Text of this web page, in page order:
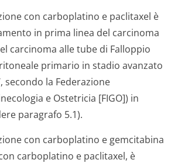
con carboplatino e paclitaxel è
in prima linea del carcinoma
carcinoma alle tube di Falloppio
primario in stadio avanzato
secondo la Federazione
e Ostetricia [FIGO]) in
paragrafo 5.1).
con carboplatino e gemcitabina
carboplatino e paclitaxel, è